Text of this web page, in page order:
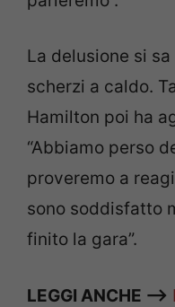
La delusione si
scherzi a caldo.
Hamilton poi ha
“Abbiamo perso
proveremo a
sono soddisfatto
finito la gara”.
LEGGI ANCHE —>